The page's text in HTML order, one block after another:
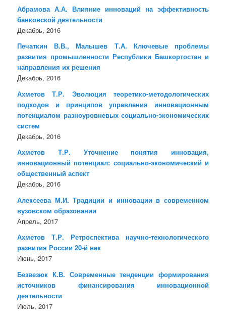
Абрамова А.А. Влияние инноваций на эффективность
банковской деятельности
Декабрь, 2016
Печаткин В.В., Малышев Т.А. Ключевые проблемы
развития промышленности Республики Башкортостан и
направления их решения
Декабрь, 2016
Ахметов Т.Р. Эволюция теоретико-методологических
подходов и принципов управления инновационным
потенциалом разноуровневых социально-экономических
систем
Декабрь, 2016
Ахметов Т.Р. Уточнение понятия инновация,
инновационный потенциал: социально-экономический и
общественный аспект
Декабрь, 2016
Алексеева М.И. Традиции и инновации в современном
вузовском образовании
Апрель, 2017
Ахметов Т.Р. Ретроспектива научно-технологического
развития России 20-й век
Июнь, 2017
Безвезюк К.В. Современные тенденции формирования
источников финансирования инновационной
деятельности
Июль, 2017